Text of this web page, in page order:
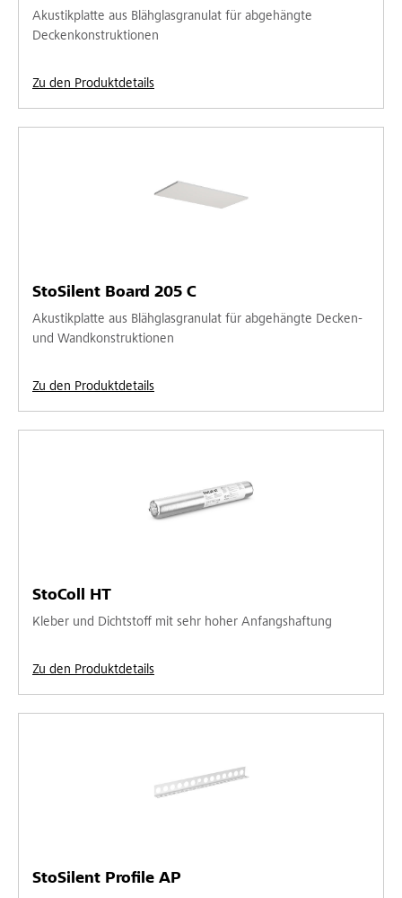
Akustikplatte aus Blähglasgranulat für abgehängte
Deckenkonstruktionen
Zu den Produktdetails
StoSilent Board 205 C
Akustikplatte aus Blähglasgranulat für abgehängte Decken-
und Wandkonstruktionen
Zu den Produktdetails
StoColl HT
Kleber und Dichtstoff mit sehr hoher Anfangshaftung
Zu den Produktdetails
StoSilent Profile AP